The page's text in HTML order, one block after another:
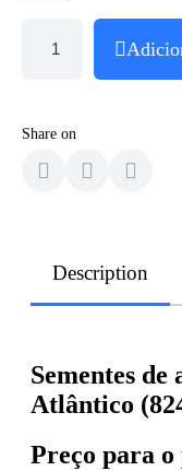
Share on
Description
Sementes de
Atlântico
Preço para o